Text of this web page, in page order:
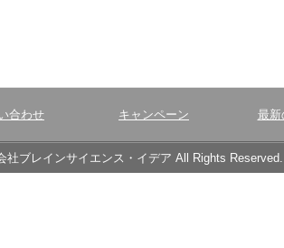
合わせ キャンペーン 最新
社ブレインサイエンス・イデア All Rights Reserved.